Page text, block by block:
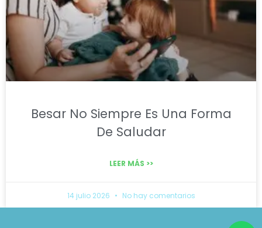
Besar No Siempre Es Una Forma
De Saludar
LEER MÁS >>
14 julio 2026 No hay comentarios